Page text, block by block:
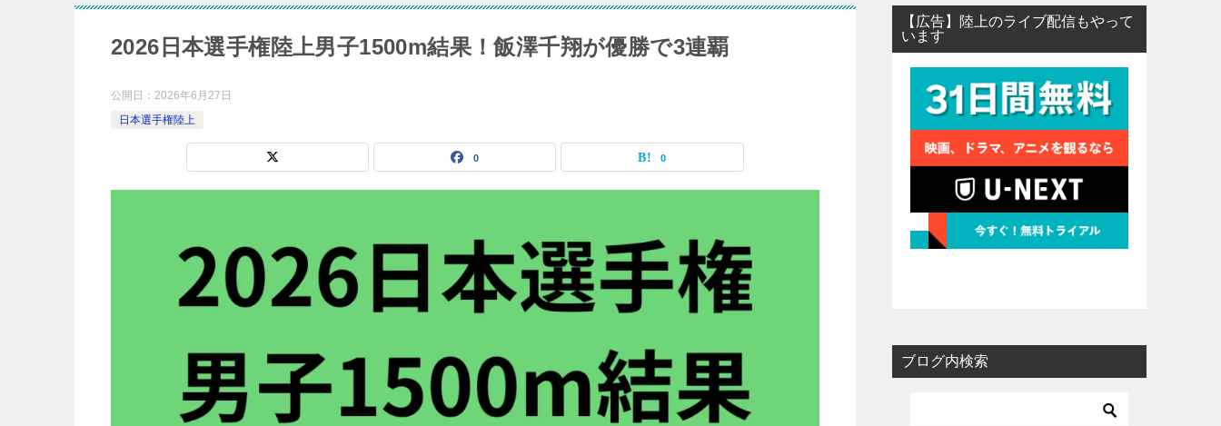
2026日本選手権陸上男子1500m結果！飯澤千翔が優勝で3連覇
公開日： 2026年6月27日
日本選手権陸上
0 0
【広告】陸上のライブ配信もやって
います
ブログ内検索